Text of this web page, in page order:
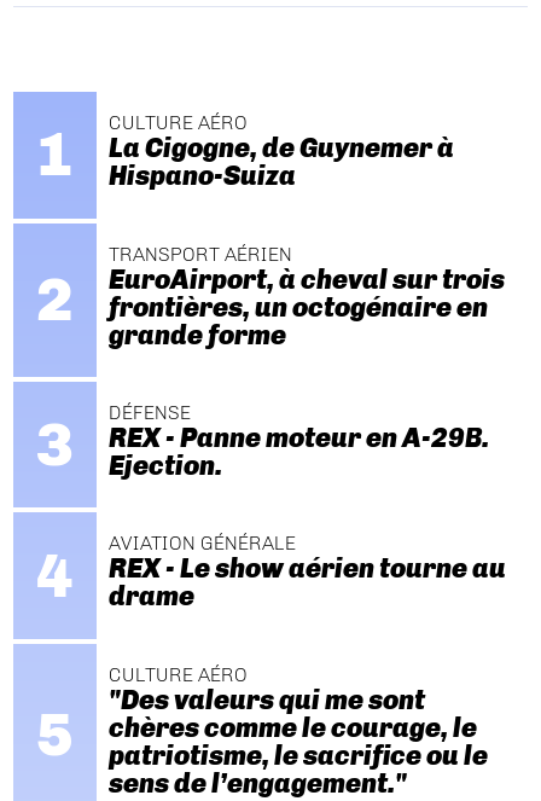
CULTURE AÉRO
La Cigogne, de Guynemer à
Hispano-Suiza
TRANSPORT AÉRIEN
EuroAirport, à cheval sur trois
frontières, un octogénaire en
grande forme
DÉFENSE
REX - Panne moteur en A-29B.
Ejection.
AVIATION GÉNÉRALE
REX - Le show aérien tourne au
drame
CULTURE AÉRO
"Des valeurs qui me sont
chères comme le courage, le
patriotisme, le sacrifice ou le
sens de l’engagement."